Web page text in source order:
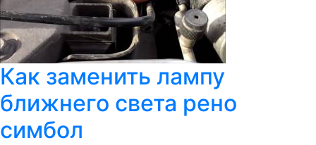
Как заменить лампу
ближнего света рено
симбол